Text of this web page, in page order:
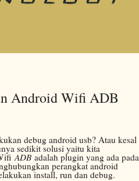
Android Wifi ADB
debug android usb? Atau kesal
sedikit solusi yaitu kita
ADB adalah plugin yang ada pada
perangkat android
install, run dan debug.